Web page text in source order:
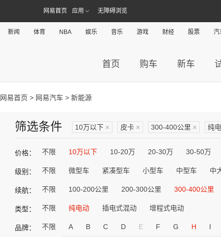
网易首页 应用 无障碍浏览
新闻 体育 NBA 娱乐 音乐 游戏 财经 股票 汽
首页 购车 新车
网易首页 > 网易汽车 > 新能源
筛选条件 10万以下 × 皮卡 × 300-400公里 × 纯
价格： 不限 10万以下 10-20万 20-30万 30-50万
级别： 不限 微型车 紧凑型车 小型车 中型车 中
续航： 不限 100-200公里 200-300公里 300-400公里
类型： 不限 纯电动 插电式混动 增程式电动
品牌： 不限 A B C D E F G H I